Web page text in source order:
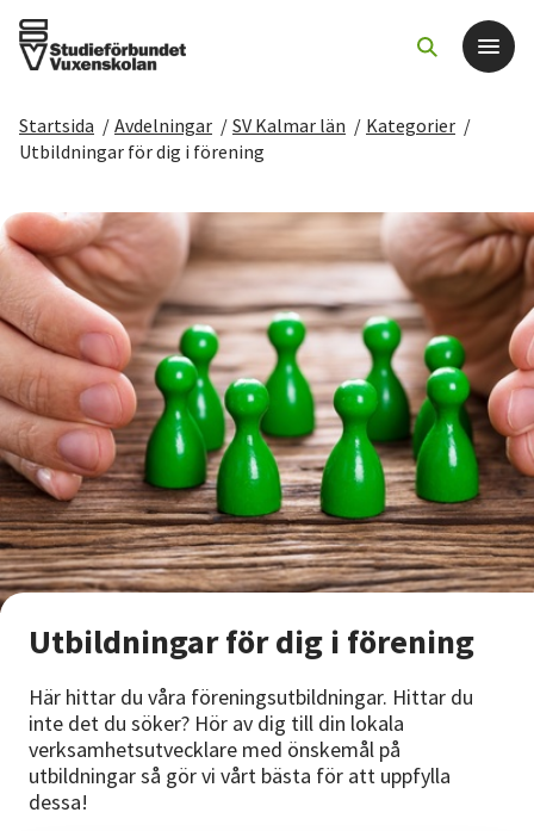
Det här gör vi
För dig som
Sök kurser och evenemang
Om SV
Starta studiecirkel
Cirkelledare
Nyheter
Lyssna
Startsida / Avdelningar / SV Kalmar län / Kategorier /
Utbildningar för dig i förening
Utbildningar för dig i förening
Här hittar du våra föreningsutbildningar. Hittar du
inte det du söker? Hör av dig till din lokala
verksamhetsutvecklare med önskemål på
utbildningar så gör vi vårt bästa för att uppfylla
dessa!